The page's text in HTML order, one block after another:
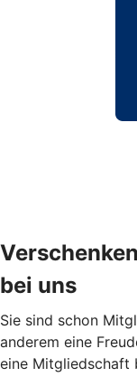
bei uns
Sie sind schon
anderem eine
eine Mitgliedschaft